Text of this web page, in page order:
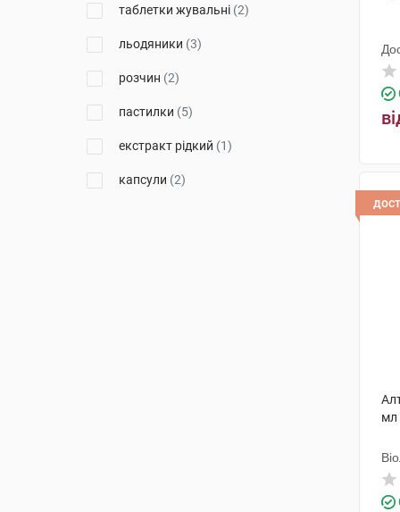
таблетки жувальні (2)
льодяники (3)
розчин (2)
пастилки (5)
екстракт рідкий (1)
капсули (2)
мл